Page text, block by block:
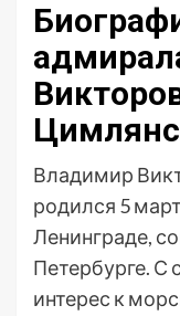
Владимир
родился 5
Ленинграде,
Петербурге. С
интерес к